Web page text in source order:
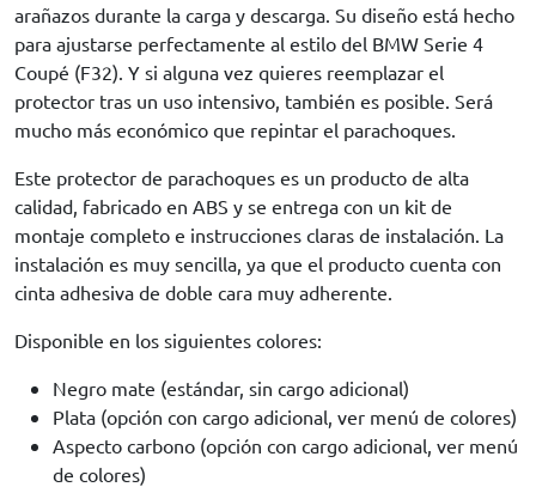
arañazos durante la carga y descarga. Su diseño está hecho
para ajustarse perfectamente al estilo del BMW Serie 4
Coupé (F32). Y si alguna vez quieres reemplazar el
protector tras un uso intensivo, también es posible. Será
mucho más económico que repintar el parachoques.
Este protector de parachoques es un producto de alta
calidad, fabricado en ABS y se entrega con un kit de
montaje completo e instrucciones claras de instalación. La
instalación es muy sencilla, ya que el producto cuenta con
cinta adhesiva de doble cara muy adherente.
Disponible en los siguientes colores:
Negro mate (estándar, sin cargo adicional)
Plata (opción con cargo adicional, ver menú de colores)
Aspecto carbono (opción con cargo adicional, ver menú
de colores)